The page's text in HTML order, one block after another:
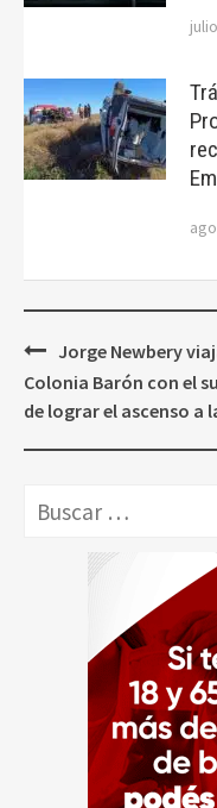
Navegación
de
entradas
Jorge Newbery
Colonia Barón con el
de lograr el ascenso a
Buscar: